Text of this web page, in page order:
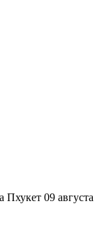
09 августа